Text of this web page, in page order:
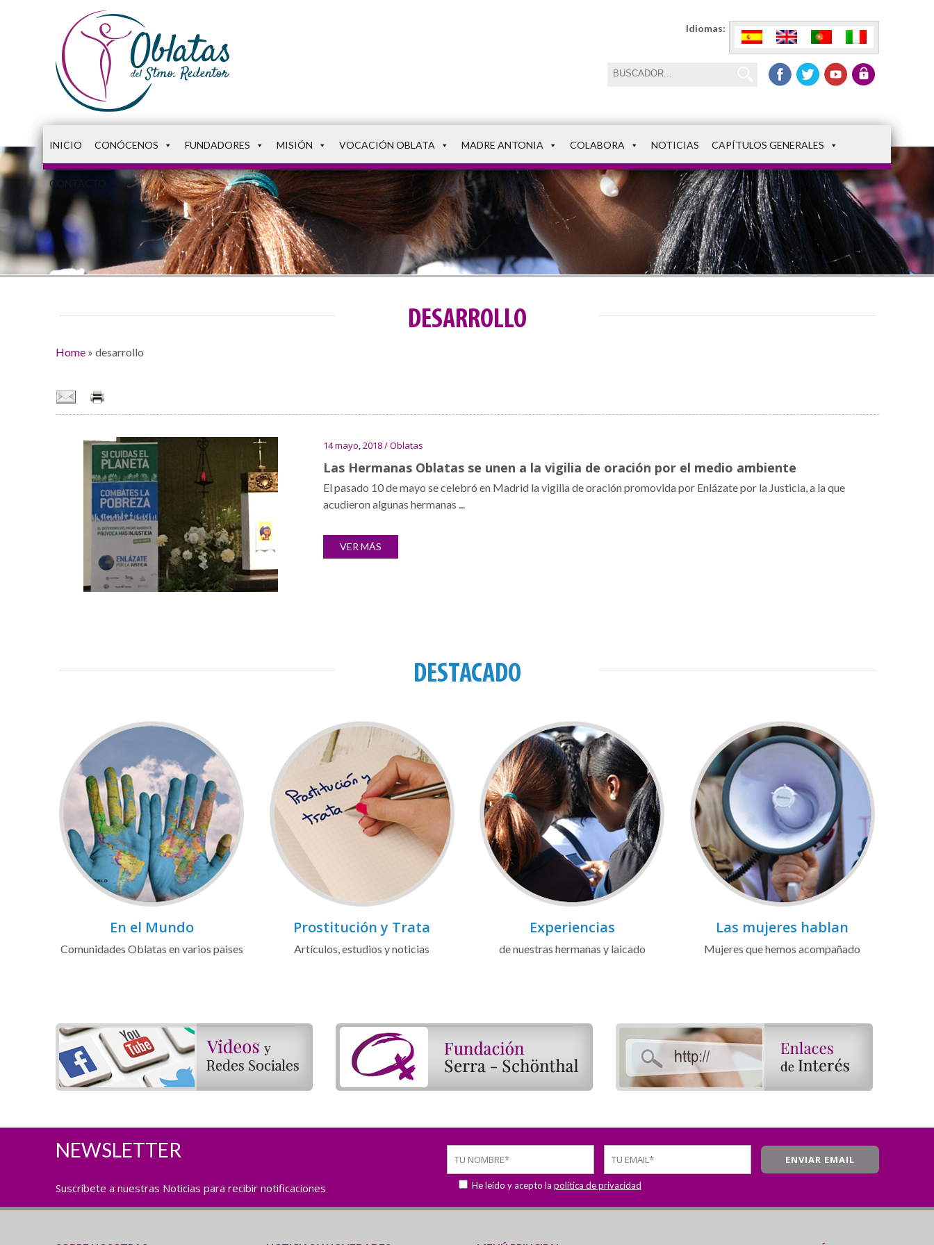
Idiomas:
INICIO CONÓCENOS FUNDADORES MISIÓN VOCACIÓN OBLATA MADRE ANTONIA COLABORA NOTICIAS CAPÍTULOS GENERALES
CONTACTO
DESARROLLO
Home» desarrollo
14 mayo, 2018 / Oblatas
Las Hermanas Oblatas se unen a la vigilia de oración por el medio ambiente
El pasado 10 de mayo se celebró en Madrid la vigilia de oración promovida por Enlázate por la Justicia, a la que
acudieron algunas hermanas ...
VER MÁS
DESTACADO
En el Mundo
Comunidades Oblatas en varios paises
Prostitución y Trata
Artículos, estudios y noticias
Experiencias
de nuestras hermanas y laicado
Las mujeres hablan
Mujeres que hemos acompañado
NEWSLETTER
Suscríbete a nuestras Noticias para recibir notificaciones He leído y acepto la política de privacidad